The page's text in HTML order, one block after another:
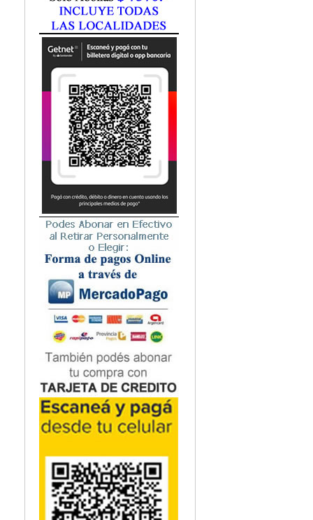
Ginecología / Obstetricia
Hematología
Histología
Homeopatía
Infectología
Inmunología
Instrumentación Quirurgica
Medicina del Deporte / Rehabilitación
Medicina Emergencias / Urgencias
Medicina Forense / Legal
Medicina General
Medicina Interna
Microbiología
Nefrología
Neonatología / Pediatría
Neumología
Neuroanatomía / Neurociencia
Neurocirugía
Neurología
Nutrición
Odontología
Oftalmología
Oncología / Cuidados Paliativos
Ortopedía / Traumatología
Osteopatía
Otorrinolaringología
Podología
Psicología
Psiquiatría
Química